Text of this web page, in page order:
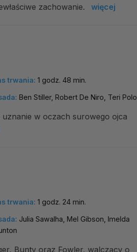
zachowanie.
więcej
trwania: 1 godz. 48 min.
Ben Stiller, Robert De Niro, Teri Polo
w oczach surowego ojca
trwania: 1 godz. 24 min.
Julia Sawalha, Mel Gibson, Imelda
Bunty oraz Fowler, walczący o